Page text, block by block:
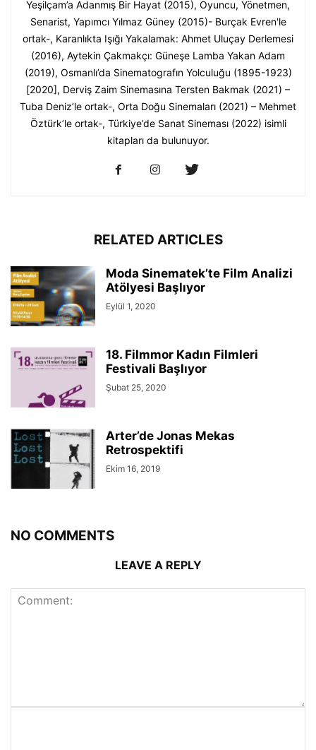
Yeşilçam’a Adanmış Bir Hayat (2015), Oyuncu, Yönetmen,
Senarist, Yapımcı Yılmaz Güney (2015)- Burçak Evren'le
ortak-, Karanlıkta Işığı Yakalamak: Ahmet Uluçay Derlemesi
(2016), Aytekin Çakmakçı: Güneşe Lamba Yakan Adam
(2019), Osmanlı’da Sinematografın Yolculuğu (1895-1923)
[2020], Derviş Zaim Sinemasına Tersten Bakmak (2021) –
Tuba Deniz’le ortak-, Orta Doğu Sinemaları (2021) – Mehmet
Öztürk’le ortak-, Türkiye’de Sanat Sineması (2022) isimli
kitapları da bulunuyor.
RELATED ARTICLES
Moda Sinematek’te Film Analizi
Atölyesi Başlıyor
Eylül 1, 2020
18. Filmmor Kadın Filmleri
Festivali Başlıyor
Şubat 25, 2020
Arter’de Jonas Mekas
Retrospektifi
Ekim 16, 2019
NO COMMENTS
LEAVE A REPLY